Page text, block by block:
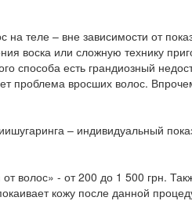
теле – вне зависимости от
воска или сложную технику
способа есть грандиозный
проблема вросших волос.
– индивидуальный
волос» - от 200 до 1 500 грн.
кожу после данной